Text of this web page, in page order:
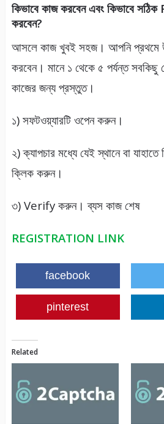
কিভাবে কাজ করবেন এবং কিভাবে
করবেন?
আসলে কাজ খুবই সহজ। আপনি প্রথমে
করবেন। মানে ১ থেকে ৫ পর্যন্ত সবকিছু
কাজের জন্য প্রস্তুত।
১) সফটওয়্যারটি ওপেন করুন।
২) ক্যাপচার মধ্যে যেই স্থানে বা
ক্লিক করুন।
৩) Verify করুন। ব্যস কাজ শেষ
REGISTRATION LINK
facebook
pinterest
Related